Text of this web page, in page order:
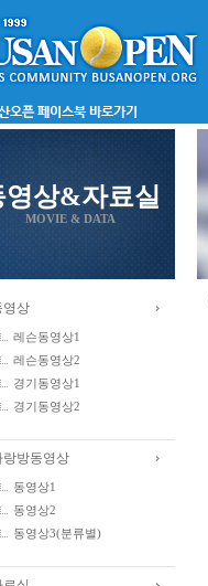
영상&자료실
MOVIE & DATA
영상
레슨동영상1
레슨동영상2
경기동영상1
경기동영상2
랑방동영상
동영상1
동영상2
동영상3(분류별)